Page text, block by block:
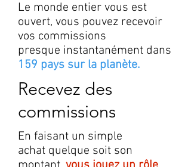
Le monde entier vous est
ouvert, vous pouvez recevoir
vos commissions
presque instantanément dans
159 pays sur la planète.
Recevez des
commissions
En faisant un simple
achat quelque soit son